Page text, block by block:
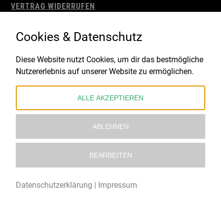
VERTRAG WIDERRUFEN
WIDERRUFSBELEHRUNG
IMPRESSUM
Gefördert durch:
Cookies & Datenschutz
Diese Website nutzt Cookies, um dir das bestmögliche
Nutzererlebnis auf unserer Website zu ermöglichen.
ALLE AKZEPTIEREN
ABLEHNEN
BEARBEITEN
Datenschutzerklärung | Impressum